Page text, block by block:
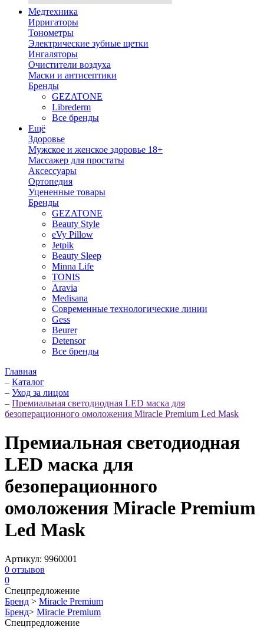
Медтехника
Ирригаторы
Тонометры
Электрические зубные щетки
Ингаляторы
Очистители воздуха
Маски и антисептики
Бренды
GEZATONE
Librederm
Все бренды
Ещё
Здоровье
Мужское и женское здоровье 18+
Массажер для простаты
Аксессуары
Ортопедия
Уцененные товары
Бренды
GEZATONE
Beauty Style
eVy Pillow
Jetpik
Beauty Sleep
Minna Life
TONIS
Aravia
Medisana
Современные технологические линии
Gess
Beurer
Detensor
Все бренды
Главная
– Каталог
– Уход за лицом
– Премиальная светодиодная LED маска для
безоперационного омоложения Miracle Premium Led Mask
Премиальная светодиодная
LED маска для
безоперационного
омоложения Miracle Premium
Led Mask
Артикул: 9960001
0 отзывов
0
Спецпредложение
Бренд > Miracle Premium
Бренд> Miracle Premium
Спецпредложение